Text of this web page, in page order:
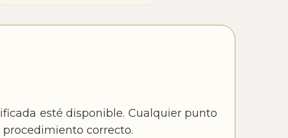
esté disponible. Cualquier punto
correcto.